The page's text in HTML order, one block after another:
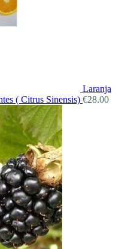
Laranja
( Citrus Sinensis) €28.00